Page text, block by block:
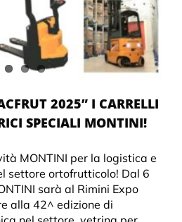
2025” I CARRELLI
SPECIALI MONTINI!
MONTINI per la logistica e
settore ortofrutticolo! Dal 6
sarà al Rimini Expo
alla 42^ edizione di